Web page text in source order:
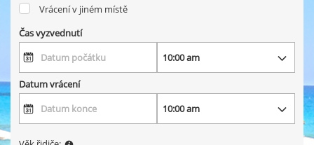
Vrácení v jiném místě
Čas vyzvednutí
Datum vrácení